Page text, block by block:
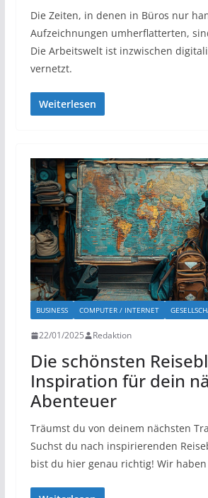
Die Zeiten, in denen in Büros nur
Aufzeichnungen umherflatterten,
Die Arbeitswelt ist inzwischen
vernetzt.
Weiterlesen
BUSINESS COMPUTER / INTERNET
22/01/2025 Redaktion
Die schönsten
Inspiration für dein
Abenteuer
Träumst du von deinem nächsten
Suchst du nach inspirierenden
bist du hier genau richtig! Wir